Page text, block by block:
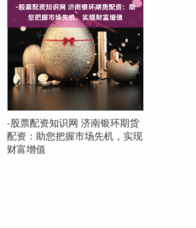
-股票配资知识网 济南银环期货
配资：助您把握市场先机，实现
财富增值